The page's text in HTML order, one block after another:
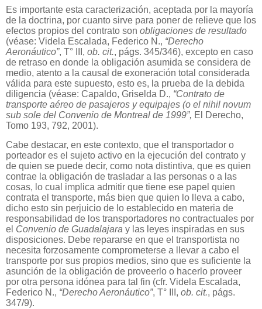
Es importante esta caracterización, aceptada por la mayoría
de la doctrina, por cuanto sirve para poner de relieve que los
efectos propios del contrato son obligaciones de resultado
(véase: Videla Escalada, Federico N., “Derecho
Aeronáutico”, T° III, ob. cit., págs. 345/346), excepto en caso
de retraso en donde la obligación asumida se considera de
medio, atento a la causal de exoneración total considerada
válida para este supuesto, esto es, la prueba de la debida
diligencia (véase: Capaldo, Griselda D., “Contrato de
transporte aéreo de pasajeros y equipajes (o el nihil novum
sub sole del Convenio de Montreal de 1999”, El Derecho,
Tomo 193, 792, 2001).
Cabe destacar, en este contexto, que el transportador o
porteador es el sujeto activo en la ejecución del contrato y
de quien se puede decir, como nota distintiva, que es quien
contrae la obligación de trasladar a las personas o a las
cosas, lo cual implica admitir que tiene ese papel quien
contrata el transporte, más bien que quien lo lleva a cabo,
dicho esto sin perjuicio de lo establecido en materia de
responsabilidad de los transportadores no contractuales por
el Convenio de Guadalajara y las leyes inspiradas en sus
disposiciones. Debe repararse en que el transportista no
necesita forzosamente comprometerse a llevar a cabo el
transporte por sus propios medios, sino que es suficiente la
asunción de la obligación de proveerlo o hacerlo proveer
por otra persona idónea para tal fin (cfr. Videla Escalada,
Federico N., “Derecho Aeronáutico”, T° III, ob. cit., págs.
347/9).